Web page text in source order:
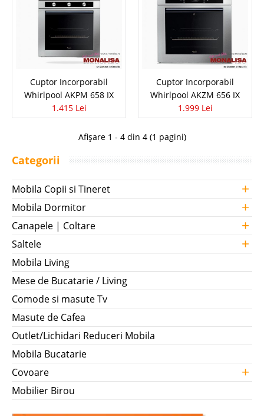
Compara
1.475 Lei
Stoc Epuizat - Indisponibil
Adauga la Favorite
Cuptor Incorporabil Whirlpool AKP
212 IX
Multifunctional 9 programe, timer cu display electronic, convectie,
grill,autocuratare catalitica (3 panouri), clasa A, volum 55l, dimensiuni
(IxLxA): 595x595x564 mm Specificatii tehnice Tip Electric Clasa energie
..
Pret 1.299 Lei
Stoc Epuizat - Indisponibil
Adauga la Favorite
Cuptor Incorporabil
Whirlpool AKPM 658 IX
1.415 Lei
Cuptor Incorporabil
Whirlpool AKZM 656 IX
1.999 Lei
Afișare 1 - 4 din 4 (1 pagini)
Categorii
Mobila Copii si Tineret +
Mobila Dormitor +
Canapele | Coltare +
Saltele +
Mobila Living
Mese de Bucatarie / Living
Comode si masute Tv
Masute de Cafea
Outlet/Lichidari Reduceri Mobila
Mobila Bucatarie
Covoare
+
Mobilier Birou